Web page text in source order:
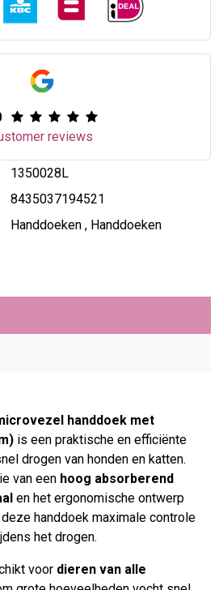
reviews
1350028L
8435037194521
Handdoeken, Handdoeken
handdoek met
is een praktische en efficiënte
drogen van honden en katten.
van een hoog absorberend
en het ergonomische ontwerp
handdoek maximale controle
het drogen.
voor dieren van alle